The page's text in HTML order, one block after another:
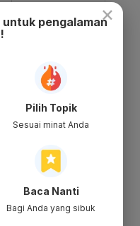
×
pengalaman
Pilih Topik
Sesuai minat Anda
Baca Nanti
Bagi Anda yang sibuk